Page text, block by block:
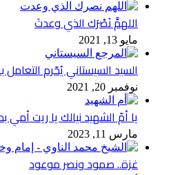
اللهمَّ نَصْرَك الذي وعدتَ
مايو 13, 2021
السيد السيستاني يُحّرم التعامل
نوفمبر 20, 2021
يا أمّ الشهيد نيالك يا ريت أمي
مارس 11, 2023
غزة.. صمود ونصر موعود